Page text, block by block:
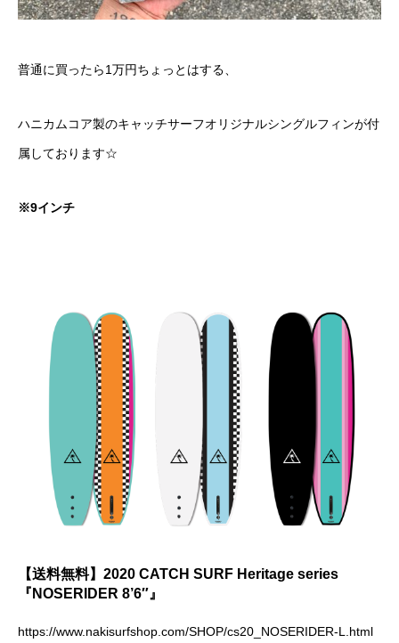
普通に買ったら1万円ちょっとはする、
ハニカムコア製のキャッチサーフオリジナルシングルフィンが付
属しております☆
※9インチ
【送料無料】2020 CATCH SURF Heritage series
『NOSERIDER 8’6″』
https://www.nakisurfshop.com/SHOP/cs20_NOSERIDER-L.html